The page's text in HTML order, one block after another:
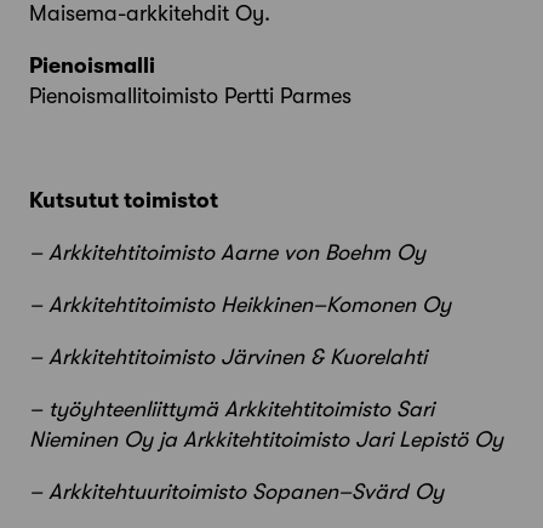
Maisema-arkkitehdit Oy.
Pienoismalli
Pienoismallitoimisto Pertti Parmes
Kutsutut toimistot
– Arkkitehtitoimisto Aarne von Boehm Oy
– Arkkitehtitoimisto Heikkinen–Komonen Oy
– Arkkitehtitoimisto Järvinen & Kuorelahti
– työyhteenliittymä Arkkitehtitoimisto Sari
Nieminen Oy ja Arkkitehtitoimisto Jari Lepistö Oy
– Arkkitehtuuritoimisto Sopanen–Svärd Oy